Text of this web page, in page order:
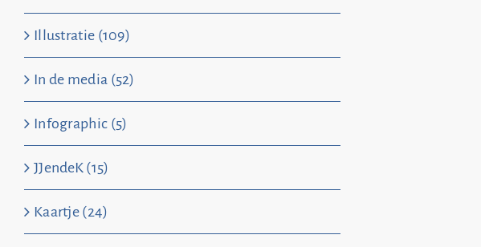
Illustratie (109)
In de media (52)
Infographic (5)
JJendeK (15)
Kaartje (24)